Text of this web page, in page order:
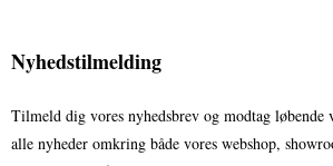
Nyhedstilmelding
Tilmeld dig vores nyhedsbrev og modtag løbende
alle nyheder omkring både vores webshop,